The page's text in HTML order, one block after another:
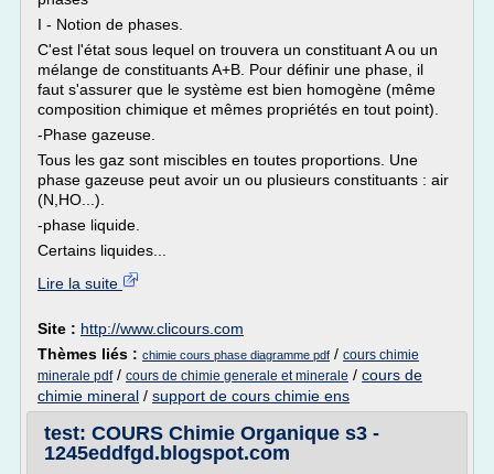
I - Notion de phases.
C'est l'état sous lequel on trouvera un constituant A ou un
mélange de constituants A+B. Pour définir une phase, il
faut s'assurer que le système est bien homogène (même
composition chimique et mêmes propriétés en tout point).
-Phase gazeuse.
Tous les gaz sont miscibles en toutes proportions. Une
phase gazeuse peut avoir un ou plusieurs constituants : air
(N,HO...).
-phase liquide.
Certains liquides...
Lire la suite
Site : http://www.clicours.com
Thèmes liés : chimie cours phase diagramme pdf / cours chimie
minerale pdf/ cours de chimie generale et minerale / cours de
chimie mineral / support de cours chimie ens
test: COURS Chimie Organique s3 -
1245eddfgd.blogspot.com